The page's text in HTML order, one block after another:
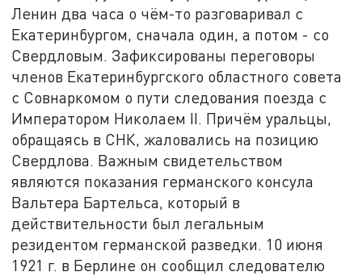
Ленин два часа о чём-то разговаривал с
Екатеринбургом, сначала один, а потом - со
Свердловым. Зафиксированы переговоры
членов Екатеринбургского областного совета
с Совнаркомом о пути следования поезда с
Императором Николаем II. Причём уральцы,
обращаясь в СНК, жаловались на позицию
Свердлова. Важным свидетельством
являются показания германского консула
Вальтера Бартельса, который в
действительности был легальным
резидентом германской разведки. 10 июня
1921 г. в Берлине он сообщил следователю